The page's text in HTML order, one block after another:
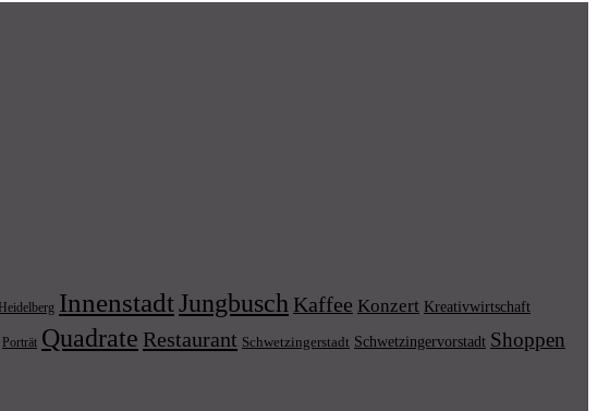
Heidelberg InnenstadtJungbusch Kaffee Konzert Kreativwirtschaft
Porträt Quadrate Restaurant Schwetzingerstadt Schwetzingervorstadt Shoppen